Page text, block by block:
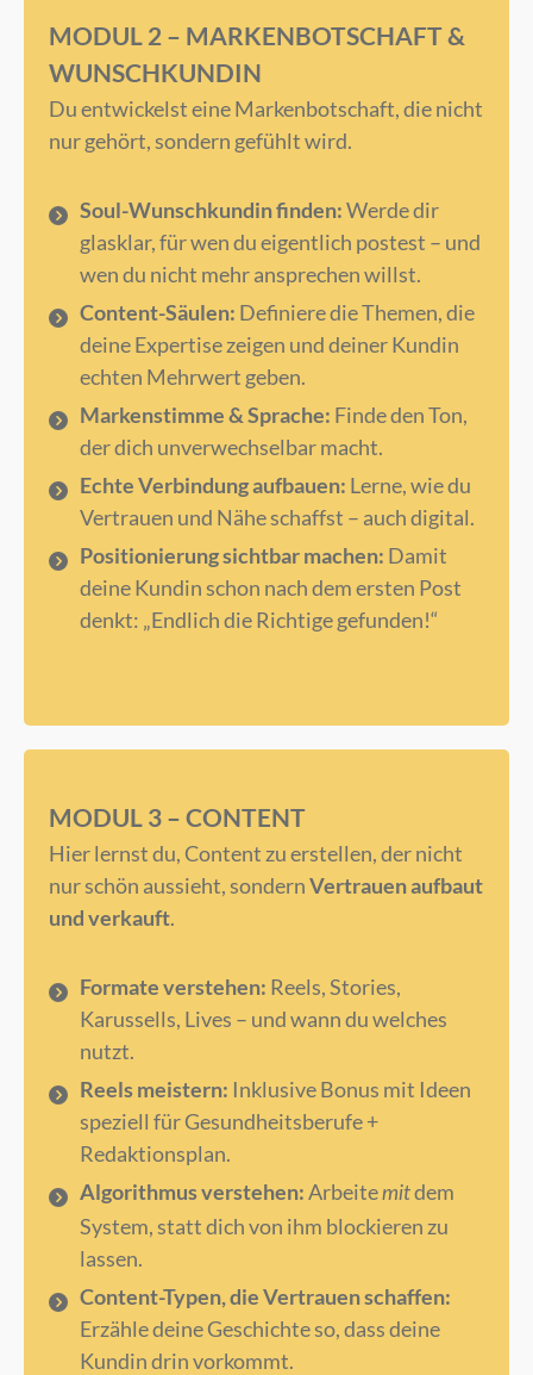
MODUL 2 – MARKENBOTSCHAFT &
WUNSCHKUNDIN
Du entwickelst eine Markenbotschaft, die nicht
nur gehört, sondern gefühlt wird.
Soul-Wunschkundin finden:Werde dir
glasklar, für wen du eigentlich postest – und
wen du nicht mehr ansprechen willst.
Content-Säulen: Definiere die Themen, die
deine Expertise zeigen und deiner Kundin
echten Mehrwert geben.
Markenstimme & Sprache: Finde den Ton,
der dich unverwechselbar macht.
Echte Verbindung aufbauen: Lerne, wie du
Vertrauen und Nähe schaffst – auch digital.
Positionierung sichtbar machen: Damit
deine Kundin schon nach dem ersten Post
denkt: „Endlich die Richtige gefunden!“
MODUL 3 – CONTENT
Hier lernst du, Content zu erstellen, der nicht
nur schön aussieht, sondernVertrauen aufbaut
und verkauft.
Formate verstehen: Reels, Stories,
Karussells, Lives – und wann du welches
nutzt.
Reels meistern: Inklusive Bonus mit Ideen
speziell für Gesundheitsberufe +
Redaktionsplan.
Algorithmus verstehen:Arbeitemitdem
System, statt dich von ihm blockieren zu
lassen.
Content-Typen, die Vertrauen schaffen:
Erzähle deine Geschichte so, dass deine
Kundin drin vorkommt.